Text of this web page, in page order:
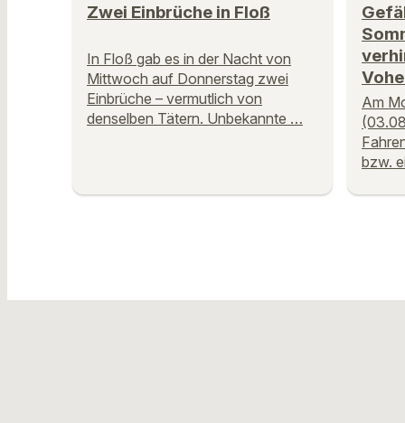
Zwei Einbrüche in Floß
In Floß gab es in der Nacht von
Mittwoch auf Donnerstag zwei
Einbrüche – vermutlich von
denselben Tätern. Unbekannte …
Am
bzw.